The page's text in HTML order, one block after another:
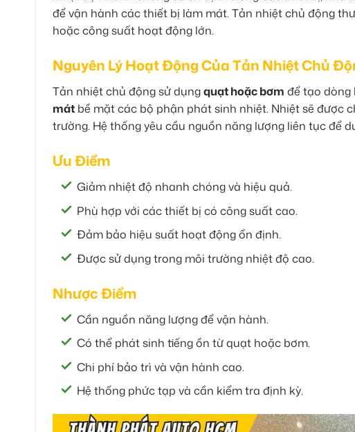
để vận hành các thiết bị làm mát. Tản nhiệt chủ động
hoặc công suất hoạt động lớn.
Nguyên Lý Hoạt Động Của Tản Nhiệt Chủ
Tản nhiệt chủ động sử dụngquạt hoặc bơm để tạo dòng
mát bề mặt các bộ phận phát sinh nhiệt. Nhiệt sẽ được
trường. Hệ thống yêu cầu nguồn năng lượng liên tục để
Ưu Điểm
Giảm nhiệt độ nhanh chóng và hiệu quả.
Phù hợp với các thiết bị có công suất cao.
Đảm bảo hiệu suất hoạt động ổn định.
Được sử dụng trong môi trường nhiệt độ cao.
Nhược Điểm
Cần nguồn năng lượng để vận hành.
Có thể phát sinh tiếng ồn từ quạt hoặc bơm.
Chi phí bảo trì và vận hành cao.
Hệ thống phức tạp và cần kiểm tra định kỳ.